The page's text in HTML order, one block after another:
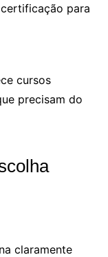
para
cursos
precisam do
claramente